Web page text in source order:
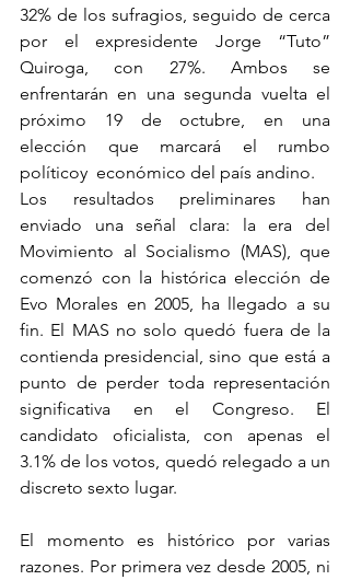
32% de los sufragios, seguido de cerca
por el expresidente Jorge “Tuto”
Quiroga, con 27%. Ambos se
enfrentarán en una segunda vuelta el
próximo 19 de octubre, en una
elección que marcará el rumbo
políticoy  económico del país andino.
Los resultados preliminares han
enviado una señal clara: la era del
Movimiento al Socialismo (MAS), que
comenzó con la histórica elección de
Evo Morales en 2005, ha llegado a su
fin. El MAS no solo quedó fuera de la
contienda presidencial, sino que está a
punto de perder toda representación
significativa en el Congreso. El
candidato oficialista, con apenas el
3.1% de los votos, quedó relegado a un
discreto sexto lugar.
El momento es histórico por varias
razones. Por primera vez desde 2005, ni